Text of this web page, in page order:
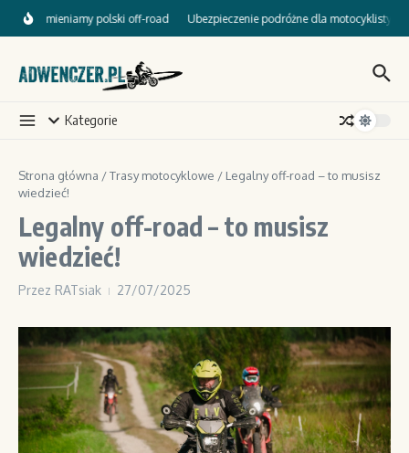
Przejdź do treści
zmieniamy polski off-road Ubezpieczenie podróżne dla motocyklisty –
Kategorie
Strona główna /Trasy motocyklowe / Legalny off-road – to musisz
wiedzieć!
Legalny off-road – to musisz
wiedzieć!
Przez RATsiak 27/07/2025